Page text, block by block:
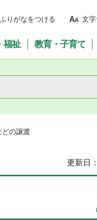
ふりがなをつける 文
福祉 教育・子育て
どの譲渡
更新日